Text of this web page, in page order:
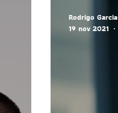
Rodrigo Garcia
19 nov 2021